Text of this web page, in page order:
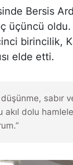
Bersis
üçüncü
birincilik,
elde etti.
sabır
dolu